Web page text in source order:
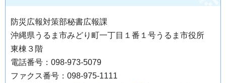
防災広報対策部秘書広報課
沖縄県うるま市みどり町一丁目１番１号うるま市役所
東棟３階
電話番号：098-973-5079
ファクス番号：098-975-1111